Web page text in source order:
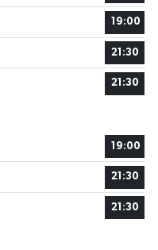
19:00
21:30
21:30
19:00
21:30
21:30